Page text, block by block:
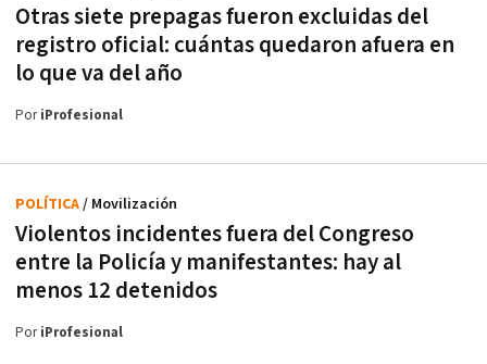
Otras siete prepagas fueron excluidas del
registro oficial: cuántas quedaron afuera en
lo que va del año
PoriProfesional
Violentos incidentes fuera del Congreso
entre la Policía y manifestantes: hay al
menos 12 detenidos
POLÍTICA/ Movilización
PoriProfesional